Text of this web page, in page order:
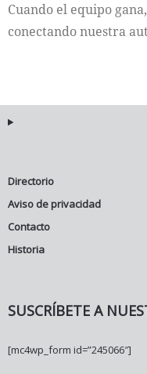
Cuando el equipo
conectando nuestra
Directorio
Aviso de privacidad
Contacto
Historia
SUSCRÍBETE A
[mc4wp_form id=”245066″]